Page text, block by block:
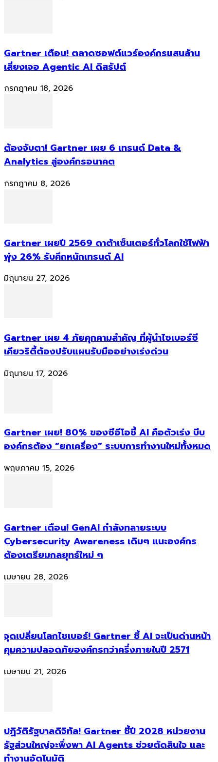
Gartner เตือน! ตลาดซอฟต์แวร์องค์กรแสนล้าน
เสี่ยงเจอ Agentic AI ดิสรัปต์
กรกฎาคม 18, 2026
ต้องจับตา! Gartner เผย 6 เทรนด์ Data &
Analytics สู่องค์กรอนาคต
กรกฎาคม 8, 2026
Gartner เผยปี 2569 ดาต้าเซ็นเตอร์ทั่วโลกใช้ไฟฟ้า
พุ่ง 26% รับศึกหนักเทรนด์ AI
มิถุนายน 27, 2026
Gartner เผย 4 ภัยคุกคามสำคัญ ที่ผู้นำไซเบอร์ซี
เคียวริตี้ต้องปรับแผนรับมืออย่างเร่งด่วน
มิถุนายน 17, 2026
Gartner เผย! 80% ของซีอีโอชี้ AI คือตัวเร่ง บีบ
องค์กรต้อง “ยกเครื่อง” ระบบการทำงานใหม่ทั้งหมด
พฤษภาคม 15, 2026
Gartner เตือน! GenAI กำลังทลายระบบ
Cybersecurity Awareness เดิมๆ แนะองค์กร
ต้องเตรียมกลยุทธ์ใหม่ ๆ
เมษายน 28, 2026
จุดเปลี่ยนโลกไซเบอร์! Gartner ชี้ AI จะเป็นด่านหน้า
คุมความปลอดภัยองค์กรกว่าครึ่งภายในปี 2571
เมษายน 21, 2026
ปฏิวัติรัฐบาลดิจิทัล! Gartner ชี้ปี 2028 หน่วยงาน
รัฐส่วนใหญ่จะพึ่งพา AI Agents ช่วยตัดสินใจ และ
ทำงานอัตโนมัติ